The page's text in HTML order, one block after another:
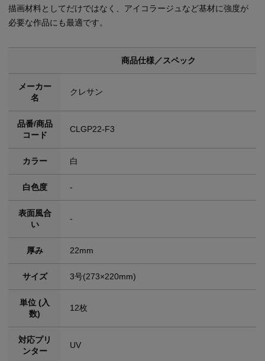
描画材料としてだけではなく、アイコラージュなど基材に強度が
必要な作品にも最適です。
商品仕様／スペック
メーカー
名
クレサン
品番/商品
コード
CLGP22-F3
カラー 白
白色度 -
表面風合
い
-
厚み 22mm
サイズ 3号(273×220mm)
単位 (入
数)
12枚
対応プリ
ンター
UV